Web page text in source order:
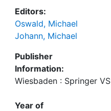
Editors:
Oswald, Michael
Johann, Michael
Publisher
Information:
Wiesbaden : Springer VS
Year of